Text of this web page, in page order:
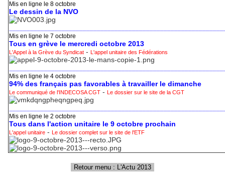
Mis en ligne le 8 octobre
Le dessin de la NVO
Mis en ligne le 7 octobre
Tous en grève le mercredi octobre 2013
L'Appel à la Grève du Syndicat - L'appel unitaire des Fédérations
Mis en ligne le 4 octobre
94% des français pas favorables à travailler le dimanche
Le communiqué de l'INDECOSA CGT - Le dossier sur le site de la CGT
Mis en ligne le 2 octobre
Tous dans l'action unitaire le 9 octobre prochain
L'appel unitaire - Le dossier complet sur le site de l'ETF